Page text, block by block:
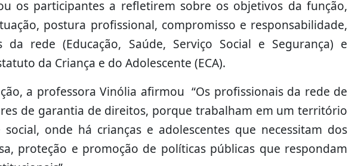
os participantes a refletirem sobre os objetivos da função,
postura profissional, compromisso e responsabilidade,
da rede (Educação, Saúde, Serviço Social e Segurança) e
da Criança e do Adolescente (ECA).
a professora Vinólia afirmou “Os profissionais da rede de
de garantia de direitos, porque trabalham em um território
social, onde há crianças e adolescentes que necessitam dos
proteção e promoção de políticas públicas que respondam